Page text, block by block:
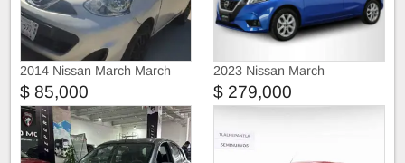
2014 Nissan March March
Sense
$ 85,000
2023 Nissan March
$ 279,000